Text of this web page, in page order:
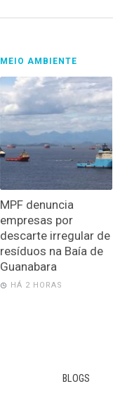
MEIO AMBIENTE
MPF denuncia
empresas por
descarte irregular de
resíduos na Baía de
Guanabara
HÁ 2 HORAS
BLOGS